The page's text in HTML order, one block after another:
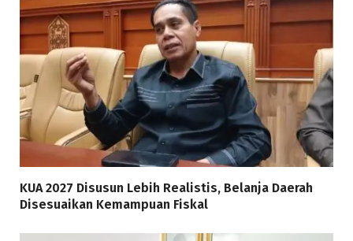
KUA 2027 Disusun Lebih Realistis, Belanja Daerah
Disesuaikan Kemampuan Fiskal